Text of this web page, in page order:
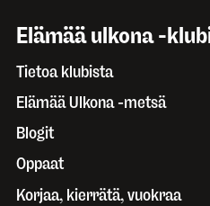
Elämää ulkona -
Tietoa klubista
Elämää Ulkona -metsä
Blogit
Oppaat
Korjaa, kierrätä, vuokraa